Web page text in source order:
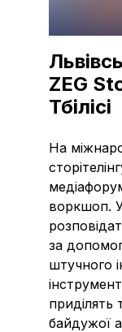
ZEG
Тбілісі
На
воркшоп.
за
штучного
приділять
байдужої